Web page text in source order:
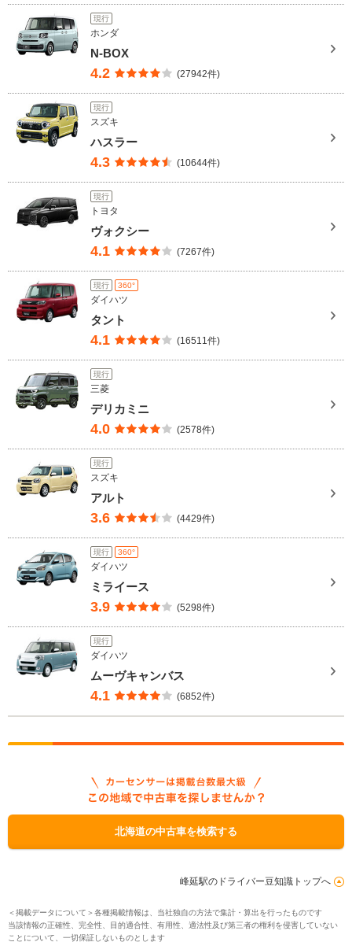
現行
ホンダ
N-BOX
4.2 (27942件)
現行
スズキ
ハスラー
4.3 (10644件)
現行
トヨタ
ヴォクシー
4.1 (7267件)
現行 360°
ダイハツ
タント
4.1 (16511件)
現行
三菱
デリカミニ
4.0 (2578件)
現行
スズキ
アルト
3.6 (4429件)
現行 360°
ダイハツ
ミライース
3.9 (5298件)
現行
ダイハツ
ムーヴキャンバス
4.1 (6852件)
北海道の中古車を検索する
峰延駅のドライバー豆知識トップへ
＜掲載データについて＞各種掲載情報は、当社独自の方法で集計・算出を行ったものです
当該情報の正確性、完全性、目的適合性、有用性、適法性及び第三者の権利を侵害していない
ことについて、一切保証しないものとします